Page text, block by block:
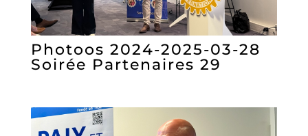
Photoos 2024-2025-03-28
Soirée Partenaires 29